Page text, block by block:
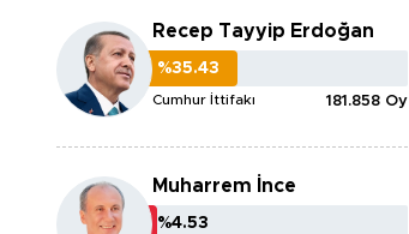
Recep Tayyip Erdoğan
%35.43
%35.43
Cumhur İttifakı 181.858 Oy
Muharrem İnce
%4.53
%4.53